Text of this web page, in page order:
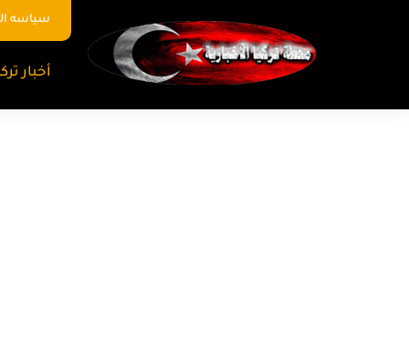
سياسه
أخبار